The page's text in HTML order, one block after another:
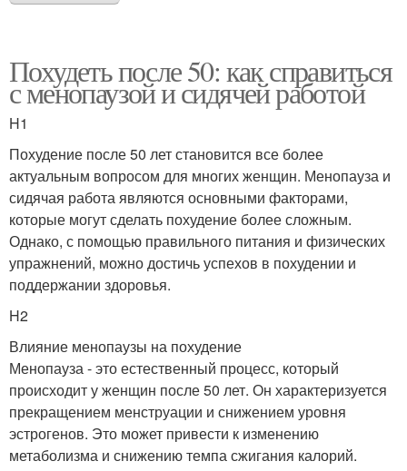
Похудеть после 50: как справиться
с менопаузой и сидячей работой
H1
Похудение после 50 лет становится все более
актуальным вопросом для многих женщин. Менопауза и
сидячая работа являются основными факторами,
которые могут сделать похудение более сложным.
Однако, с помощью правильного питания и физических
упражнений, можно достичь успехов в похудении и
поддержании здоровья.
H2
Влияние менопаузы на похудение
Менопауза - это естественный процесс, который
происходит у женщин после 50 лет. Он характеризуется
прекращением менструации и снижением уровня
эстрогенов. Это может привести к изменению
метаболизма и снижению темпа сжигания калорий.